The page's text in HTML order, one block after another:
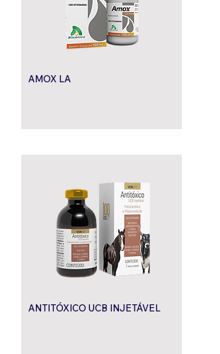
AMOX LA
ANTITÓXICO UCB INJETÁVEL